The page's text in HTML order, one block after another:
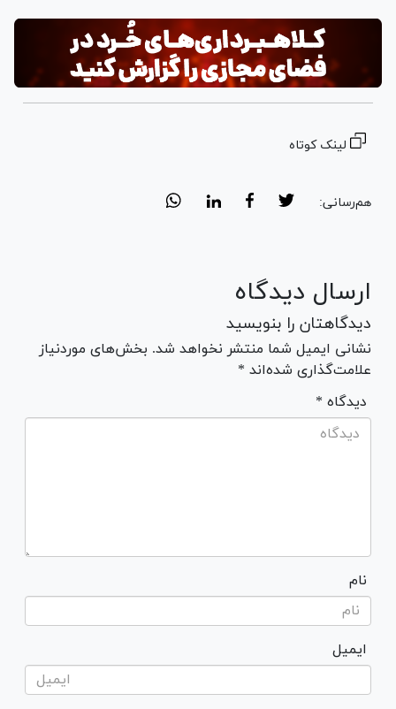
لینک کوتاه
هم‌رسانی:
ارسال دیدگاه
دیدگاهتان را بنویسید
نشانی ایمیل شما منتشر نخواهد شد. بخش‌های موردنیاز
علامت‌گذاری شده‌اند *
* دیدگاه
نام
ایمیل